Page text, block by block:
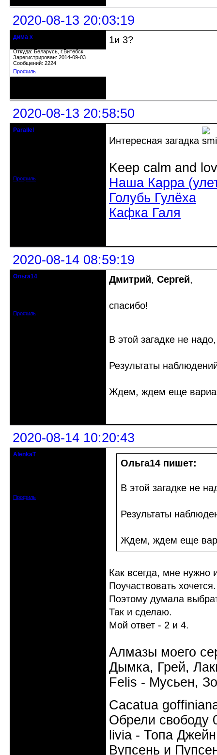
2020-08-13 20:03:19
дима х
Откуда: Беларусь, г.Витебск
Зарегистрирован: 2014-09-03
Сообщений: 2224
Профиль
1и 3?
2020-08-13 20:58:50
Parallel
Профиль
Интересная загадка
Keep calm and
Наша Карра
Голубь Гулёха
Кафка Галя
2020-08-14 08:59:19
Ольга14
Профиль
Дмитрий, Сергей,
спасибо!
В этой загадке не
Результаты
Ждем, ждем еще
2020-08-14 10:20:43
AlenkaT
Профиль
Ольга14 пишет:
В этой загадке не
Результаты
Ждем, ждем еще
Как всегда, мне нужно
Поучаствовать
Поэтому думала
Так и сделаю.
Мой ответ - 2 и 4.
Алмазы моего
Дымка, Грей,
Felis - Мусьен,
Cacatua
Обрели свободу
livia - Топа
Вупсень и